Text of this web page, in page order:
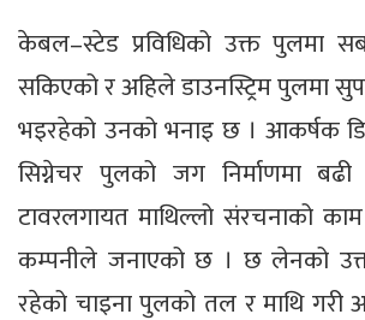
केबल–स्टेड प्रविधिको उक्त पुलमा
सकिएको र अहिले डाउनस्ट्रिम पुलमा
भइरहेको उनको भनाइ छ । आकर्षक
सिग्नेचर पुलको जग निर्माणमा
टावरलगायत माथिल्लो संरचनाको
कम्पनीले जनाएको छ । छ लेनको
रहेको चाइना पुलको तल र माथि गरी